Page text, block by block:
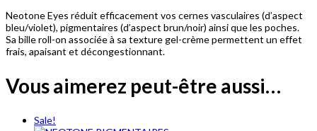
Neotone Eyes réduit efficacement vos cernes vasculaires (d’aspect
bleu/violet), pigmentaires (d’aspect brun/noir) ainsi que les poches.
Sa bille roll-on associée à sa texture gel-crème permettent un effet
frais, apaisant et décongestionnant.
Vous aimerez peut-être aussi…
Sale!